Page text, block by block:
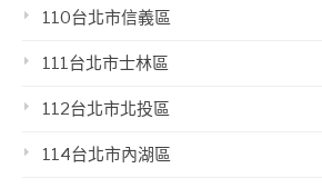
110台北市信義區
111台北市士林區
112台北市北投區
114台北市內湖區